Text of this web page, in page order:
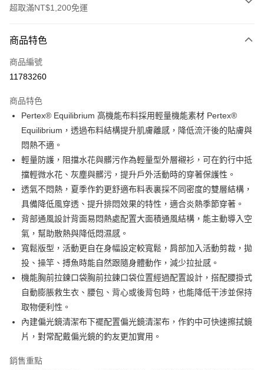
超取滿NT$1,200免運
信用卡一次付款
信用卡分期付款
合作金庫商業銀行
華南商業銀行
彰化商業銀行
上海商業儲蓄銀行
台北富邦商業銀行
國泰世華商業銀行
臺灣中小企業銀行
台中商業銀行
匯豐（台灣）商業銀行
華泰商業銀行
聯邦商業銀行
遠東國際商業銀行
元大商業銀行
永豐商業銀行
玉山商業銀行
星展（台灣）商業銀行
台新國際商業銀行
中國信託商業銀行
台灣樂天信用卡公司
Apple Pay
街口支付
悠遊付
【大哥付你分期使用說明】
1.本服務由台灣大哥大提供，台灣大哥大用戶可立即使用無須另外申請。
2.付款方式選擇「大哥付你分期」，訂單成立後會自動跳轉到大哥付的交易
流程，驗證手機門號後，選擇欲分期的期數、繳款截止日，確認付款後即完
成交易。
3.實際核准額度、可分期數及費用金額請依後續交易確認頁面所載為準。
4.訂單成立30分鐘內，如未前往確認交易或遇審核未通過，訂單將自動取
法說明評估內容。
【繳款方式說明】
1.分期款項不併入電信帳單，「大哥付你分期」於每月結算日後寄送繳費提
醒簡訊。
帳／街口支付／iPASS MONEY」等通路繳費。
AFTEE先享後付
相關說明
【關於「AFTEE先享後付」】
AFTEE先享後付是「在收到商品之後才付款」的支付方式。 讓您購物簡單
便利好安心！
１．簡單：不需註冊會員、不需綁卡、不需儲值。
２．便利：只要手機號碼，簡訊認證，即可結帳。
【「AFTEE先享後付」結帳流程】
結帳頁面，進行簡訊認證並確認金額後，即可完成結帳。
貨到付款
運送方式
全家取貨付款
每筆NT$60，滿NT$1,200(含以上)免運費
商品特色
商品編號
11783260
商品特色
Pertex® Equilibrium 高機能布料採用輕量機能素材 Pertex®
Equilibrium，透過布料結構提升肌膚離感，降低流汗後的貼膚與
悶熱不適。
輕量防護，阻擋水花與髒污作為輕量型外層襯衫，可在釣行中抵
擋輕微水花、灰塵與髒污，提升戶外活動時的穿著保護性。
透氣不悶熱，夏季作釣更舒適布料表裏採不同密度的雙層結構，
具備降低風穿透、提升排悶效果的特性，適合炎熱季節穿著。
背部通風設計背面易悶熱處配置大面積通風結構，能主動導入空
氣，幫助散熱與降低悶濕感。
寬鬆版型，活動更自在身幅設定較寬鬆，肩部加入活動剪裁，拋
投、操竿、搏魚時能自然跟隨身體動作，減少拉扯感。
機能胸前拉鍊口袋胸前拉鍊口袋位置經過配置設計，搭配腰掛式
自動膨脹救生衣、腰包、背心或後背包時，也能降低干涉並保持
取物便利性。
內建偏光鏡清潔布下襬配置偏光鏡清潔布，作釣中可快速擦拭鏡
片，對常配戴偏光鏡的釣友更加實用。
銷售重點